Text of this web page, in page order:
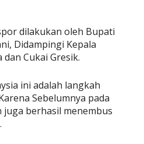
dilakukan oleh Bupati
Didampingi Kepala
Cukai Gresik.
ini adalah langkah
Sebelumnya pada
berhasil menembus